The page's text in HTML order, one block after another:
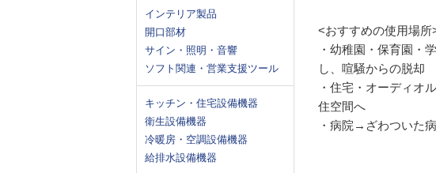
インテリア製品
開口部材
サイン・照明・音響
ソフト関連・営業支援ツール
キッチン・住宅設備機器
衛生設備機器
冷暖房・空調設備機器
給排水設備機器
<おすすめの使用場所
・幼稚園・保育園・
し、喧騒からの脱却
・住宅・オーディオ
住空間へ
・病院→ざわついた